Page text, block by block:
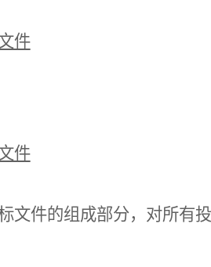
件
件
文件的组成部分，对所有